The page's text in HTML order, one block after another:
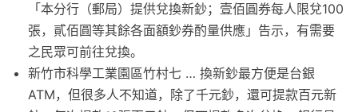
「本分行（郵局）提供兌換新鈔；壹佰圓券每人限兌100
張，貳佰圓等其餘各面額鈔券酌量供應」告示，有需要
之民眾可前往兌換。
新竹市科學工業園區竹村七 … 換新鈔最方便是台銀
ATM，但很多人不知道，除了千元鈔，還可提款百元新